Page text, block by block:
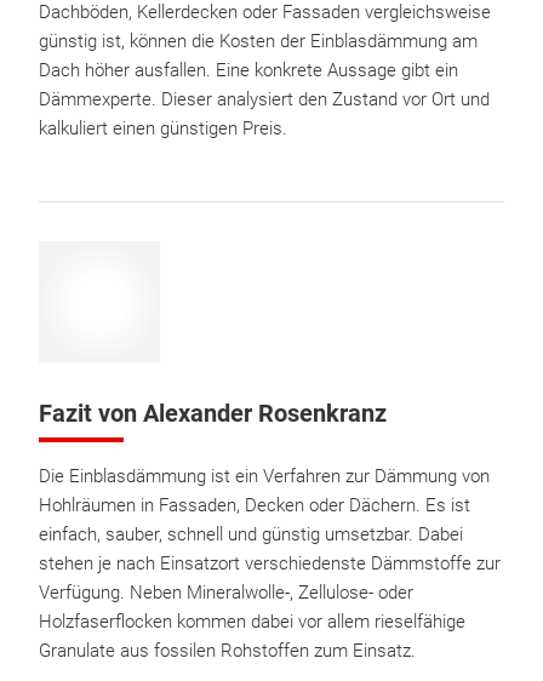
Dachböden, Kellerdecken oder Fassaden vergleichsweise
günstig ist, können die Kosten der Einblasdämmung am
Dach höher ausfallen. Eine konkrete Aussage gibt ein
Dämmexperte. Dieser analysiert den Zustand vor Ort und
kalkuliert einen günstigen Preis.
Fazit von Alexander Rosenkranz
Die Einblasdämmung ist ein Verfahren zur Dämmung von
Hohlräumen in Fassaden, Decken oder Dächern. Es ist
einfach, sauber, schnell und günstig umsetzbar. Dabei
stehen je nach Einsatzort verschiedenste Dämmstoffe zur
Verfügung. Neben Mineralwolle-, Zellulose- oder
Holzfaserflocken kommen dabei vor allem rieselfähige
Granulate aus fossilen Rohstoffen zum Einsatz.